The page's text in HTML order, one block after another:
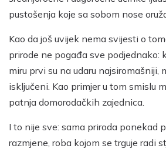
pustošenja koje sa sobom nose
Kao da još uvijek nema svijesti o
prirode ne pogađa sve podjednako:
miru prvi su na udaru najsiromašniji,
isključeni. Kao primjer u tom smislu
patnja domorodačkih zajednica.
I to nije sve: sama priroda ponekad
razmjene, roba kojom se trguje radi